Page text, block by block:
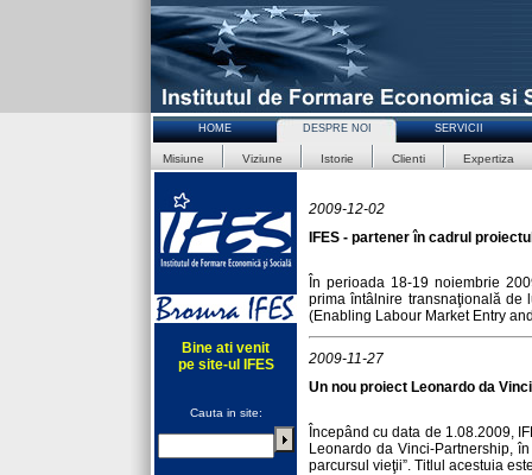
HOME DESPRE NOI SERVICII
Misiune Viziune Istorie Clienti Expertiza
Bine ati venit
pe site-ul IFES
Cauta in site:
2009-12-02
IFES - partener în cadrul
În perioada 18-19 noiembrie
prima întâlnire transnaţională de
(Enabling Labour Market Entry
2009-11-27
Un nou proiect Leonardo da
Începând cu data de 1.08.2009,
Leonardo da Vinci-Partnership,
parcursul vieţii”. Titlul acestuia